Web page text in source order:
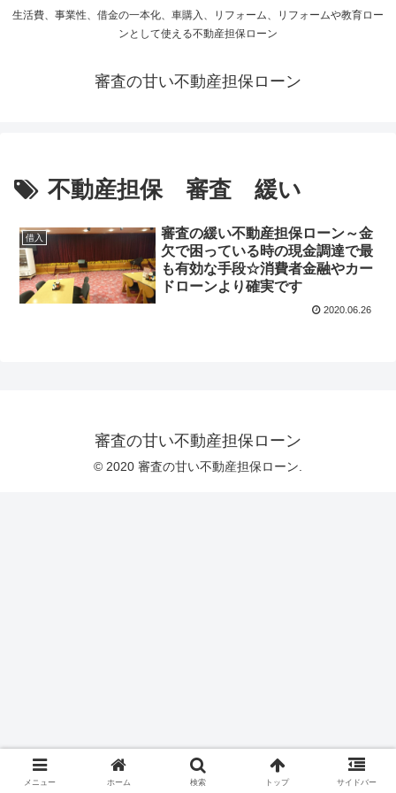
生活費、事業性、借金の一本化、車購入、リフォーム、リフォームや教育ロー
ンとして使える不動産担保ローン
審査の甘い不動産担保ローン
不動産担保 審査 緩い
借入
審査の緩い不動産担保ローン～金
欠で困っている時の現金調達で最
も有効な手段☆消費者金融やカー
ドローンより確実です
2020.06.26
審査の甘い不動産担保ローン
© 2020 審査の甘い不動産担保ローン.
メニュー ホーム 検索 トップ サイドバー